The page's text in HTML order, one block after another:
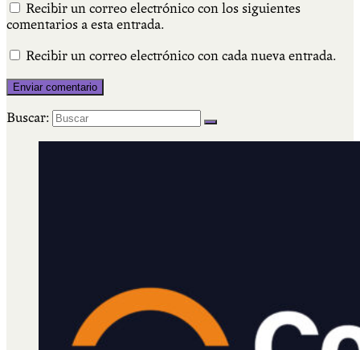
Recibir un correo electrónico con los siguientes
comentarios a esta entrada.
Recibir un correo electrónico con cada nueva entrada.
Buscar: